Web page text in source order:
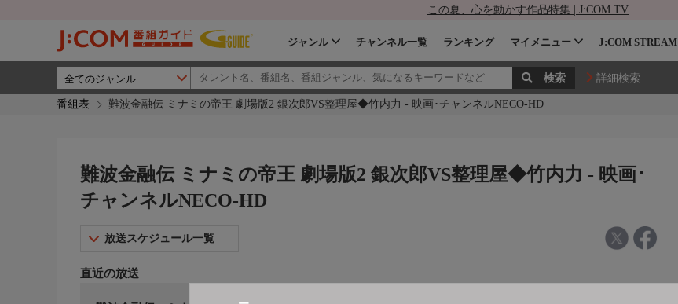
この夏、心を動かす作品特集 | J:COM TV
ジャンル チャンネル一覧 ランキング マイメニュー J:COM STREAM
詳細検索
番組表 難波金融伝 ミナミの帝王 劇場版2 銀次郎VS整理屋◆竹内力 - 映画･チャンネルNECO-HD
難波金融伝 ミナミの帝王 劇場版2 銀次郎VS整理屋◆竹内力 - 映画･
チャンネルNECO-HD
放送スケジュール一覧
直近の放送